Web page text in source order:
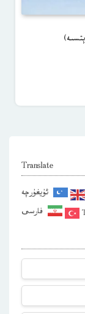
Translate
ئۇيغۇرچە
فارسی